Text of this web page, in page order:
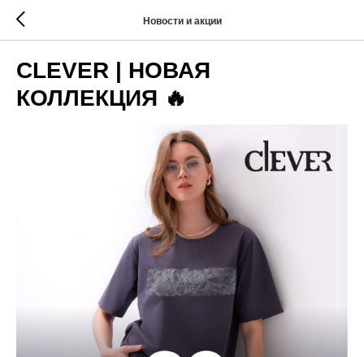
Новости и акции
CLEVER | НОВАЯ
КОЛЛЕКЦИЯ 🔥